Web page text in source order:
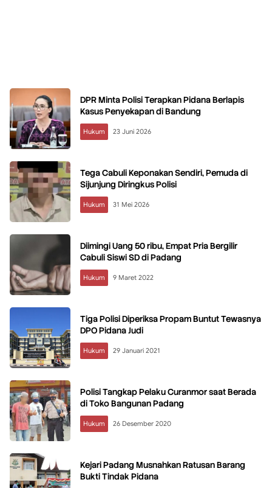
DPR Minta Polisi Terapkan Pidana Berlapis
Kasus Penyekapan di Bandung
Hukum 23 Juni 2026
Tega Cabuli Keponakan Sendiri, Pemuda di
Sijunjung Diringkus Polisi
Hukum 31 Mei 2026
Diimingi Uang 50 ribu, Empat Pria Bergilir
Cabuli Siswi SD di Padang
Hukum 9 Maret 2022
Tiga Polisi Diperiksa Propam Buntut Tewasnya
DPO Pidana Judi
Hukum 29 Januari 2021
Polisi Tangkap Pelaku Curanmor saat Berada
di Toko Bangunan Padang
Hukum 26 Desember 2020
Kejari Padang Musnahkan Ratusan Barang
Bukti Tindak Pidana